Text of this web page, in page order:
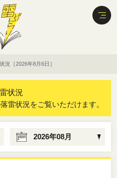
況［2026年8月6日］
状況
雷状況をご覧いただけます。
2026年08月